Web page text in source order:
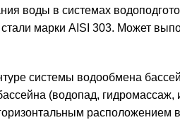
воды в системах
марки AISI 303. Может
системы водообмена
(водопад, гидромассаж,